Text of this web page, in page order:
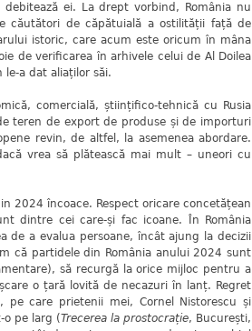
ei. La drept vorbind, România nu
de căpătuială a ostilității față de
istoric, care acum este oricum în mâna
de verificarea în arhivele celui de Al Doilea
le-a dat aliaților săi.
comercială, științifico-tehnică cu Rusia
teren de export de produse și de importuri
revin, de altfel, la asemenea abordare.
vrea să plătească mai mult – uneori cu
2024 încoace. Respect oricare concetățean
dintre cei care-și fac icoane. În România
de a evalua persoane, încât ajung la decizii
că partidele din România anului 2024 sunt
să recurgă la orice mijloc pentru a
o țară lovită de necazuri în lanț. Regret
care prietenii mei, Cornel Nistorescu și
o pe larg (Trecerea la prostocrație, București,